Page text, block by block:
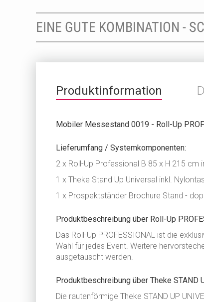
EINE GUTE KOMBINATION -
Produktinformation
Mobiler Messestand 0019 - Roll-Up
Lieferumfang / Systemkomponenten:
2 x Roll-Up Professional B 85 x H 215 cm
1 x Theke Stand Up Universal inkl.
1 x Prospektständer Brochure Stand -
Produktbeschreibung über Roll-Up
Das Roll-Up PROFESSIONAL ist die
Wahl für jedes Event. Weitere
ausgetauscht werden.
Produktbeschreibung über Theke STAND
Die rautenförmige Theke STAND UP